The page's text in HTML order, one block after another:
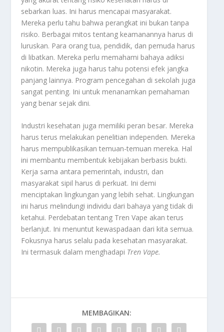
sebarkan luas. Ini harus mencapai masyarakat.
Mereka perlu tahu bahwa perangkat ini bukan tanpa
risiko. Berbagai mitos tentang keamanannya harus di
luruskan. Para orang tua, pendidik, dan pemuda harus
di libatkan. Mereka perlu memahami bahaya adiksi
nikotin. Mereka juga harus tahu potensi efek jangka
panjang lainnya. Program pencegahan di sekolah juga
sangat penting. Ini untuk menanamkan pemahaman
yang benar sejak dini.
Industri kesehatan juga memiliki peran besar. Mereka
harus terus melakukan penelitian independen. Mereka
harus mempublikasikan temuan-temuan mereka. Hal
ini membantu membentuk kebijakan berbasis bukti.
Kerja sama antara pemerintah, industri, dan
masyarakat sipil harus di perkuat. Ini demi
menciptakan lingkungan yang lebih sehat. Lingkungan
ini harus melindungi individu dari bahaya yang tidak di
ketahui. Perdebatan tentang Tren Vape akan terus
berlanjut. Ini menuntut kewaspadaan dari kita semua.
Fokusnya harus selalu pada kesehatan masyarakat.
Ini termasuk dalam menghadapi Tren Vape.
MEMBAGIKAN: